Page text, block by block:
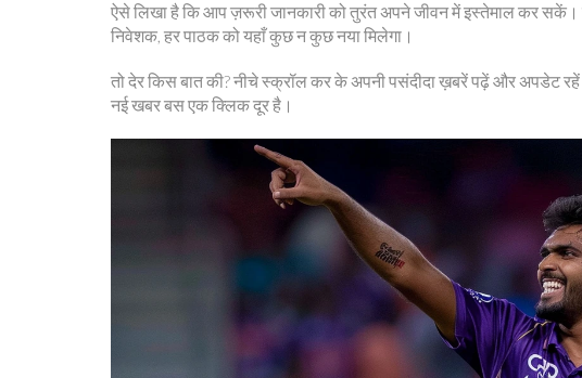
ऐसे लिखा है कि आप ज़रूरी जानकारी को तुरंत अपने जीवन में इस्तेमाल कर सकें।
निवेशक, हर पाठक को यहाँ कुछ न कुछ नया मिलेगा।
तो देर किस बात की? नीचे स्क्रॉल कर के अपनी पसंदीदा ख़बरें पढ़ें और अपडेट
नई खबर बस एक क्लिक दूर है।